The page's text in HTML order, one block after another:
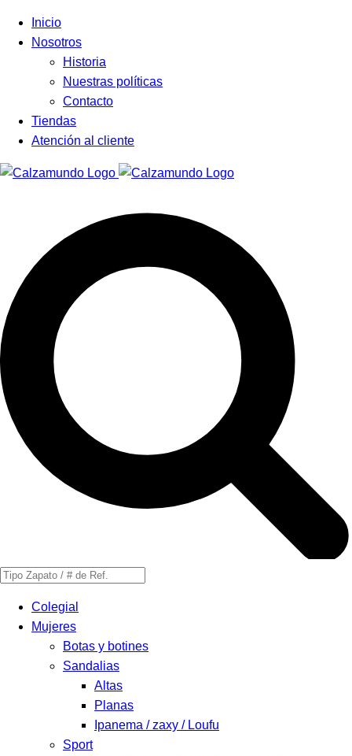
Facebook
Instagram
Tiktok
Inicio
Nosotros
Historia
Nuestras políticas
Contacto
Tiendas
Atención al cliente
Búsqueda
productosColegial
Mujeres
Botas y botines
Sandalias
Altas
Planas
Ipanema / zaxy / Loufu
Sport